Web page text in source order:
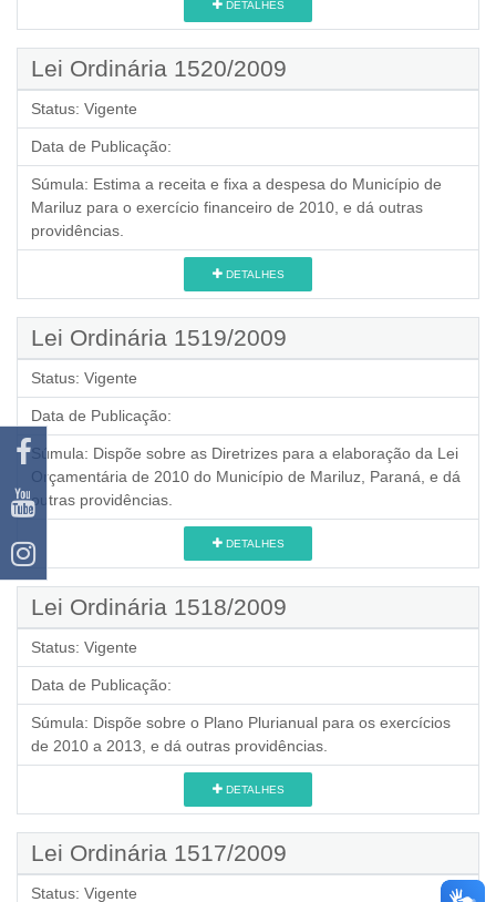
DETALHES
Lei Ordinária 1520/2009
Status: Vigente
Data de Publicação:
Súmula: Estima a receita e fixa a despesa do Município de
Mariluz para o exercício financeiro de 2010, e dá outras
providências.
DETALHES
Lei Ordinária 1519/2009
Status: Vigente
Data de Publicação:
Súmula: Dispõe sobre as Diretrizes para a elaboração da Lei
Orçamentária de 2010 do Município de Mariluz, Paraná, e dá
outras providências.
DETALHES
Lei Ordinária 1518/2009
Status: Vigente
Data de Publicação:
Súmula: Dispõe sobre o Plano Plurianual para os exercícios
de 2010 a 2013, e dá outras providências.
DETALHES
Lei Ordinária 1517/2009
Status: Vigente